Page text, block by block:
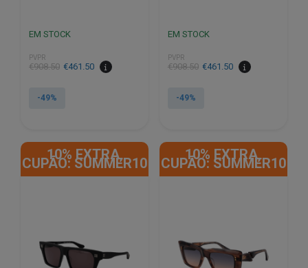
EM STOCK
PVPR
€908.50
O
original
€461.50
O
atual
-49%
EM STOCK
PVPR
€908.50
O
original
€461.50
O
atual
-49%
10% EXTRA,
CUPÃO: SUMMER10
10% EXTRA,
CUPÃO: SUMMER10